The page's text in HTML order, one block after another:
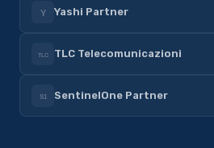
Y Yashi Partner
TLC TLC Telecomunicazioni
S1 SentinelOne Partner